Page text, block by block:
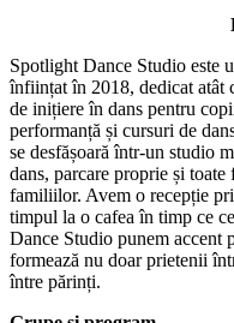
Spotlight Dance Studio este
înființat în 2018, dedicat atât
de inițiere în dans pentru
performanță și cursuri de
se desfășoară într-un studio
dans, parcare proprie și
familiilor. Avem o recepție
timpul la o cafea în timp ce
Dance Studio punem accent
formează nu doar prietenii
între părinți.